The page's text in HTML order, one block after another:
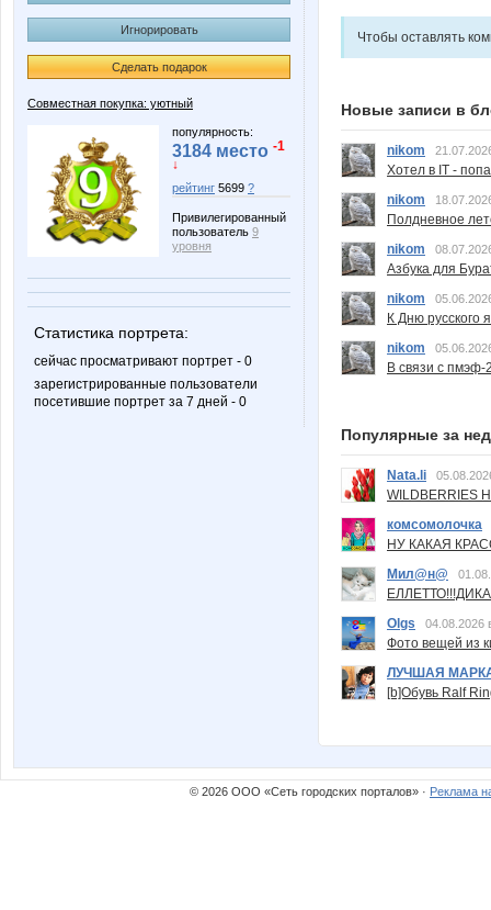
Игнорировать
Сделать подарок
Совместная покупка: уютный
популярность:
3184 место -1
↓
рейтинг 5699 ?
Привилегированный
пользователь 9
уровня
Статистика портрета:
сейчас просматривают портрет - 0
зарегистрированные пользователи
посетившие портрет за 7 дней - 0
Чтобы оставлять
Новые записи в
nikom
Хотел в IT -
nikom
Полдневное
nikom
Азбука для
nikom
К Дню русского
nikom
В связи с пмэф-
Популярные за
Nata.li
комсомолочка
НУ КАКАЯ
Мил@н@
Olgs
04.08.2026
Фото вещей из
ЛУЧШАЯ
[b]Обувь Ralf
© 2026 ООО «Сеть городских порталов» · Реклама